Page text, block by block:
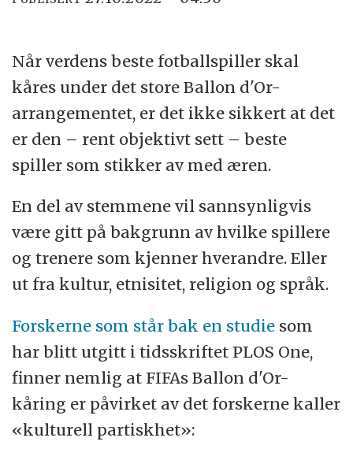
Når verdens beste fotballspiller skal
kåres under det store Ballon d'Or-
arrangementet, er det ikke sikkert at det
er den – rent objektivt sett – beste
spiller som stikker av med æren.
En del av stemmene vil sannsynligvis
være gitt på bakgrunn av hvilke spillere
og trenere som kjenner hverandre. Eller
ut fra kultur, etnisitet, religion og språk.
Forskerne som står bak en studie som
har blitt utgitt i tidsskriftet PLOS One,
finner nemlig at FIFAs Ballon d'Or-
kåring er påvirket av det forskerne kaller
«kulturell partiskhet»: